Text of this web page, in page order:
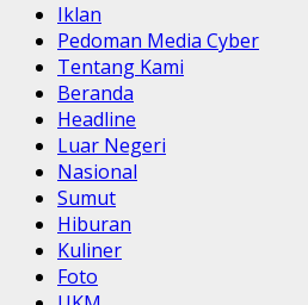
Iklan
Pedoman Media Cyber
Tentang Kami
Beranda
Headline
Luar Negeri
Nasional
Sumut
Hiburan
Kuliner
Foto